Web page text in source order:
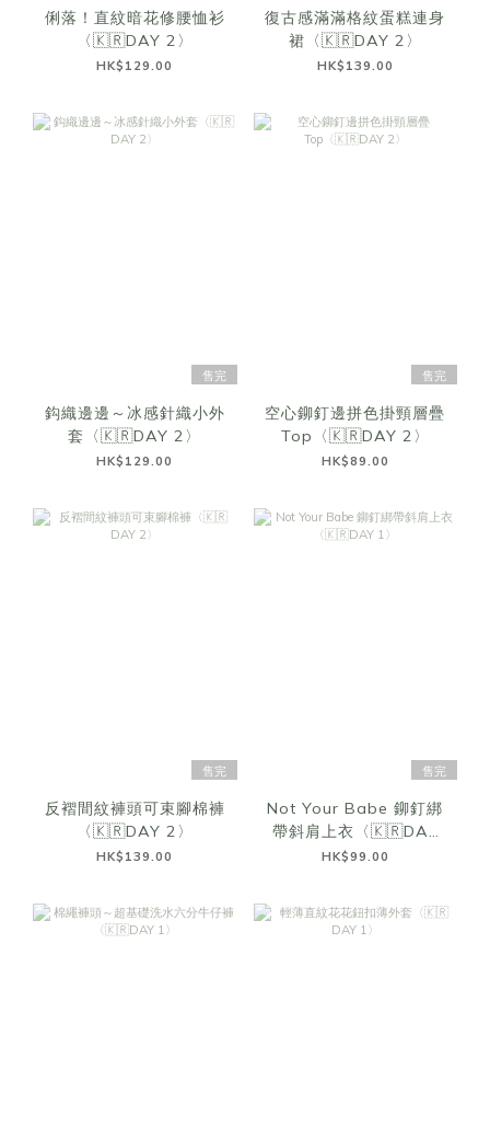
俐落！直紋暗花修腰恤衫
〈🇰🇷DAY 2〉
HK$129.00
復古感滿滿格紋蛋糕連身
裙〈🇰🇷DAY 2〉
HK$139.00
售完
鈎織邊邊～冰感針織小外
套〈🇰🇷DAY 2〉
HK$129.00
售完
空心鉚釘邊拼色掛頸層疊
Top〈🇰🇷DAY 2〉
HK$89.00
售完
反褶間紋褲頭可束腳棉褲
〈🇰🇷DAY 2〉
HK$139.00
售完
Not Your Babe 鉚釘綁
帶斜肩上衣〈🇰🇷DAY
1〉
HK$99.00